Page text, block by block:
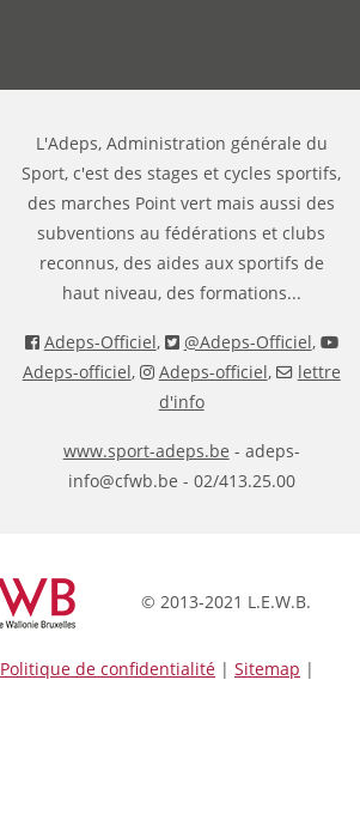
L'Adeps, Administration générale du
Sport, c'est des stages et cycles sportifs,
des marches Point vert mais aussi des
subventions au fédérations et clubs
reconnus, des aides aux sportifs de
haut niveau, des formations...
Adeps-Officiel, @Adeps-Officiel,
Adeps-officiel, Adeps-officiel,
lettre
d'info
www.sport-adeps.be - adeps-
info@cfwb.be - 02/413.25.00
© 2013-2021 L.E.W.B.
Politique de confidentialité | Sitemap |